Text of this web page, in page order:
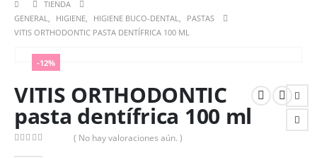
TIENDA
GENERAL, HIGIENE, HIGIENE BUCO-DENTAL,
PASTAS
VITIS ORTHODONTIC PASTA DENTÍFRICA 100 ML
-12%
VITIS ORTHODONTIC
pasta dentífrica 100 ml
( No hay valoraciones aún. )